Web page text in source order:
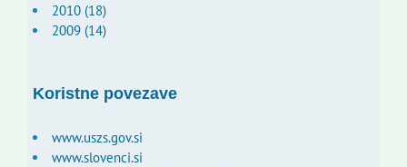
2010 (18)
2009 (14)
Koristne povezave
www.uszs.gov.si
www.slovenci.si